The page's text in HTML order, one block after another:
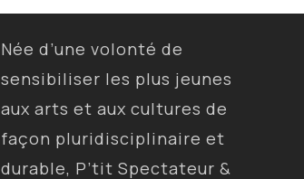
Née d’une volonté de
sensibiliser les plus jeunes
aux arts et aux cultures de
façon pluridisciplinaire et
durable, P’tit Spectateur &